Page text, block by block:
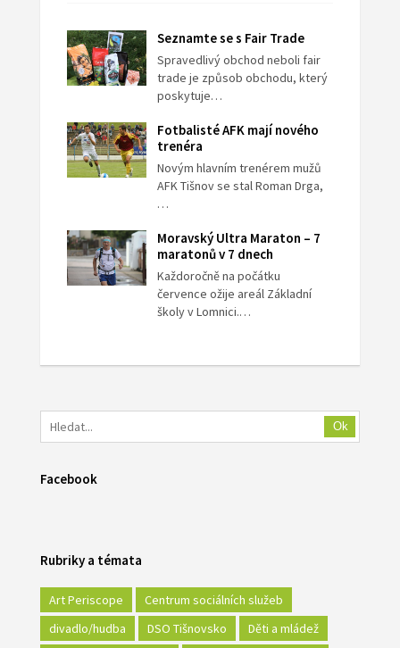
Seznamte se s Fair Trade
Spravedlivý obchod neboli fair
trade je způsob obchodu, který
poskytuje…
Fotbalisté AFK mají nového
trenéra
Novým hlavním trenérem mužů
AFK Tišnov se stal Roman Drga,
…
Moravský Ultra Maraton – 7
maratonů v 7 dnech
Každoročně na počátku
července ožije areál Základní
školy v Lomnici.…
Ok
Facebook
Rubriky a témata
Art Periscope
Centrum sociálních služeb
divadlo/hudba
DSO Tišnovsko
Děti a mládež